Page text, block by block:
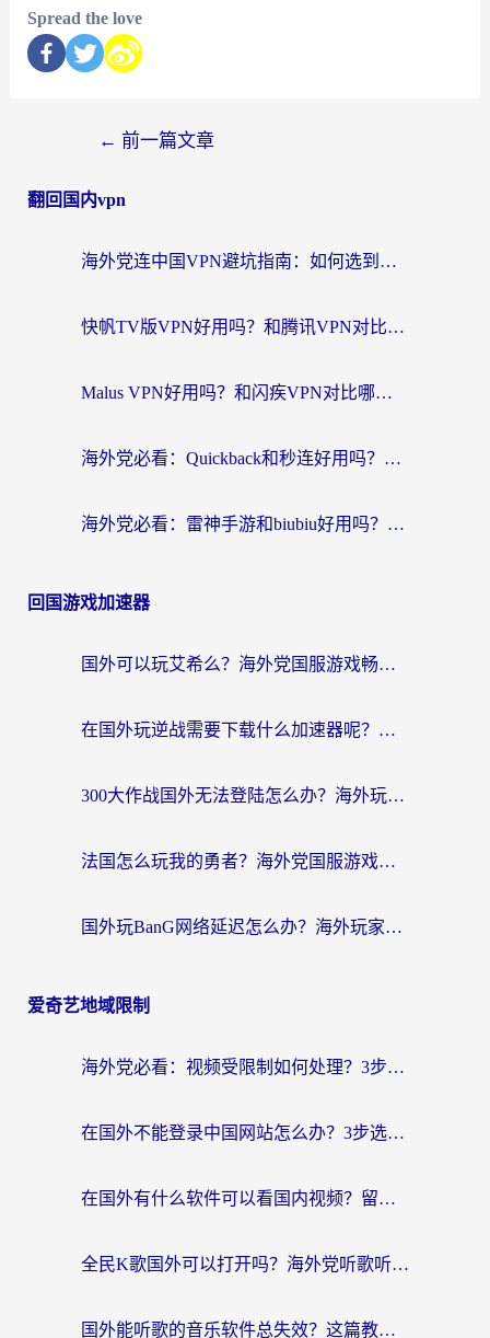
Spread the love
← 前一篇文章
翻回国内vpn
海外党连中国VPN避坑指南：如何选到真正能无缝刷国内资源的加速器？
快帆TV版VPN好用吗？和腾讯VPN对比哪个回国效果更好？海外党必看的真实体验指南
Malus VPN好用吗？和闪疾VPN对比哪个回国效果更好？海外华人的实用避坑指南
海外党必看：Quickback和秒连好用吗？3步选对回国加速器，无缝刷国内资源
海外党必看：雷神手游和biubiu好用吗？3招选对回国加速器无缝刷国内资源
回国游戏加速器
国外可以玩艾希么？海外党国服游戏畅玩终极指南（附加速器选择秘籍）
在国外玩逆战需要下载什么加速器呢？海外党亲测有效的国服游戏加速指南
300大作战国外无法登陆怎么办？海外玩家亲测有效的解决指南
法国怎么玩我的勇者？海外党国服游戏不卡攻略，附3款热门游戏加速实测
国外玩BanG网络延迟怎么办？海外玩家亲测有效的国服游戏加速指南
爱奇艺地域限制
海外党必看：视频受限制如何处理？3步解决国内剧番“看不了”难题
在国外不能登录中国网站怎么办？3步选对回国加速器，无缝刷剧、办业务
在国外有什么软件可以看国内视频？留学生亲测的追剧救星来了
全民K歌国外可以打开吗？海外党听歌听书无限制的实用指南
国外能听歌的音乐软件总失效？这篇教你怎么在海外流畅听网易云